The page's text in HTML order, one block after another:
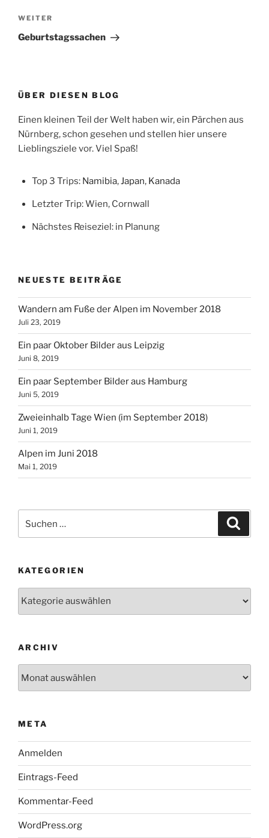
Nächster
Beitrag
WEITER
Geburtstagssachen
ÜBER DIESEN BLOG
Einen kleinen Teil der Welt haben wir, ein Pärchen aus
Nürnberg, schon gesehen und stellen hier unsere
Lieblingsziele vor. Viel Spaß!
Top 3 Trips: Namibia,Japan, Kanada
Letzter Trip: Wien, Cornwall
Nächstes Reiseziel: in Planung
NEUESTE BEITRÄGE
Wandern am Fuße der Alpen im November 2018
Juli 23, 2019
Ein paar Oktober Bilder aus Leipzig
Juni 8, 2019
Ein paar September Bilder aus Hamburg
Juni 5, 2019
Zweieinhalb Tage Wien (im September 2018)
Juni 1, 2019
Alpen im Juni 2018
Mai 1, 2019
nach:
KATEGORIEN
ARCHIV
META
Anmelden
Eintrags-Feed
Kommentar-Feed
WordPress.org